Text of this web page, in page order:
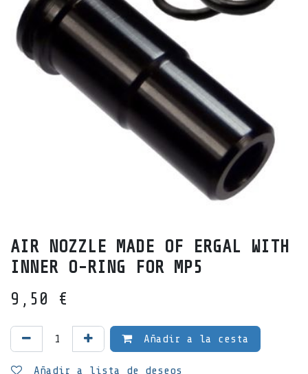
AIR NOZZLE MADE OF ERGAL WITH
INNER O-RING FOR MP5
9,50
€
Añadir a la cesta
Añadir a lista de deseos